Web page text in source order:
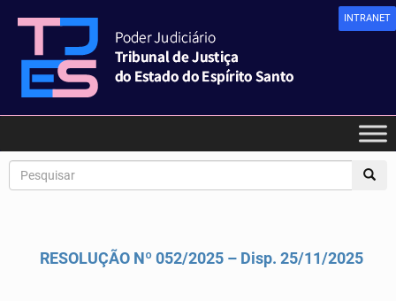
INTRANET
RESOLUÇÃO Nº 052/2025 – Disp. 25/11/2025